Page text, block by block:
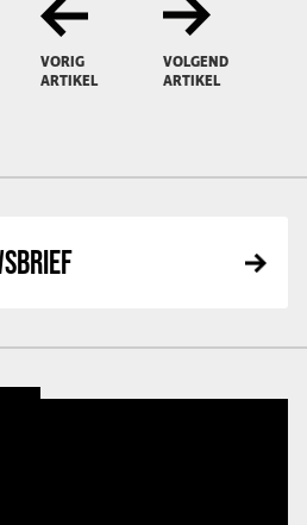
VORIG
ARTIKEL
VOLGEND
ARTIKEL